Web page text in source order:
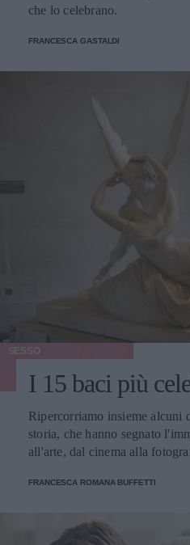
che lo celebrano.
FRANCESCA GASTALDI
SESSO
I 15 baci più
Ripercorriamo insieme alcuni
storia, che hanno segnato
all'arte, dal cinema alla
FRANCESCA ROMANA BUFFETTI